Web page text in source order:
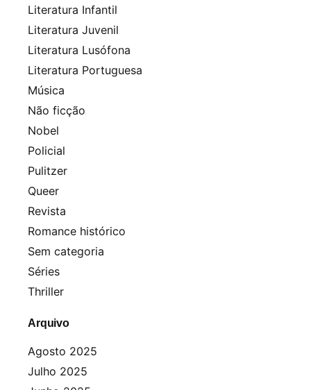
Literatura Infantil
Literatura Juvenil
Literatura Lusófona
Literatura Portuguesa
Música
Não ficção
Nobel
Policial
Pulitzer
Queer
Revista
Romance histórico
Sem categoria
Séries
Thriller
Arquivo
Agosto 2025
Julho 2025